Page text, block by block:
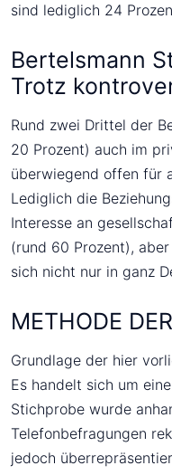
sind lediglich 24
Bertelsmann
Trotz
Rund zwei Drittel der
20 Prozent) auch im
überwiegend offen für
Lediglich die
Interesse an
(rund 60 Prozent),
sich nicht nur in ganz
METHODE
Grundlage der hier
Es handelt sich um
Stichprobe wurde
Telefonbefragungen
jedoch